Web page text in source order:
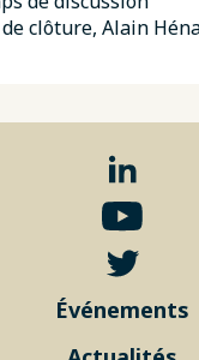
clôture, Alain
Événements